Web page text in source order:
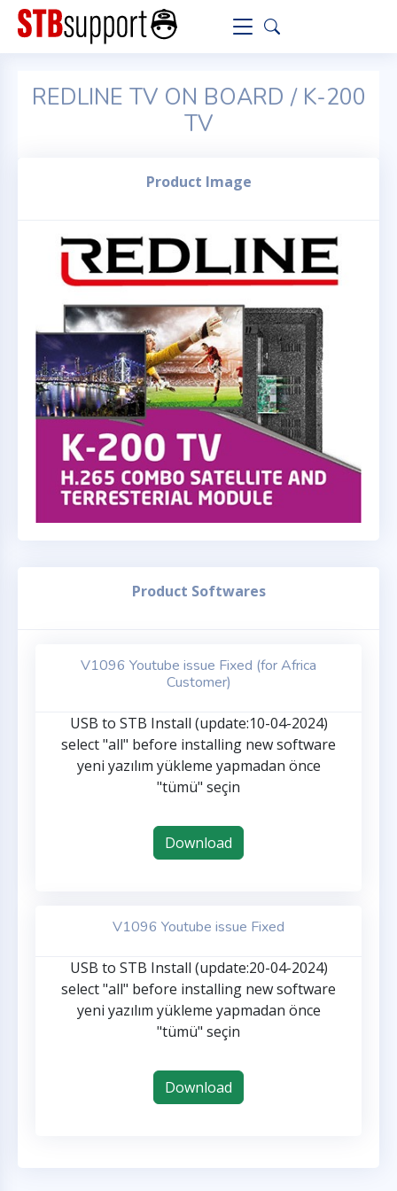
REDLINE TV ON BOARD / K-200
TV
Product Image
Product Softwares
V1096 Youtube issue Fixed (for Africa
Customer)
USB to STB Install (update:10-04-2024)
select "all" before installing new software
yeni yazılım yükleme yapmadan önce
"tümü" seçin
Download
V1096 Youtube issue Fixed
USB to STB Install (update:20-04-2024)
select "all" before installing new software
yeni yazılım yükleme yapmadan önce
"tümü" seçin
Download